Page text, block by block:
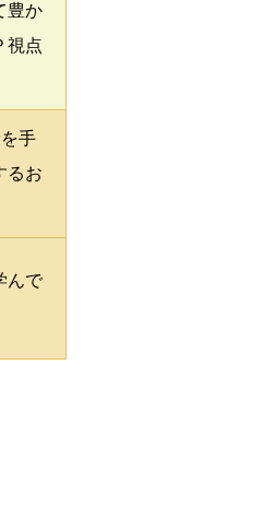
豊か
視点
手
るお
んで